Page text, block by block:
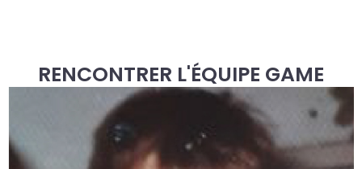
RENCONTRER L'ÉQUIPE GAME